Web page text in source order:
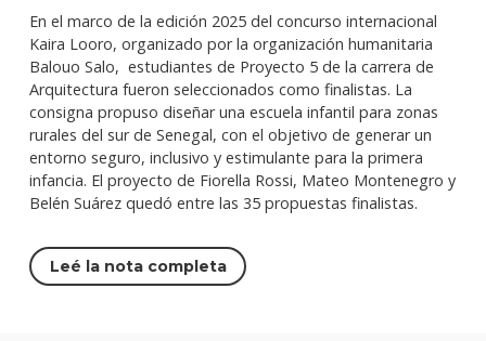
En el marco de la edición 2025 del concurso internacional
Kaira Looro, organizado por la organización humanitaria
Balouo Salo, estudiantes de Proyecto 5 de la carrera de
Arquitectura fueron seleccionados como finalistas. La
consigna propuso diseñar una escuela infantil para zonas
rurales del sur de Senegal, con el objetivo de generar un
entorno seguro, inclusivo y estimulante para la primera
infancia. El proyecto de Fiorella Rossi, Mateo Montenegro y
Belén Suárez quedó entre las 35 propuestas finalistas.
Leé la nota completa